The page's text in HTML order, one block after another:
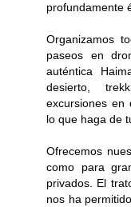
profundamente
Organizamos
paseos en
auténtica
desierto,
excursiones
lo que haga de
Ofrecemos
como para
privados. El
nos ha